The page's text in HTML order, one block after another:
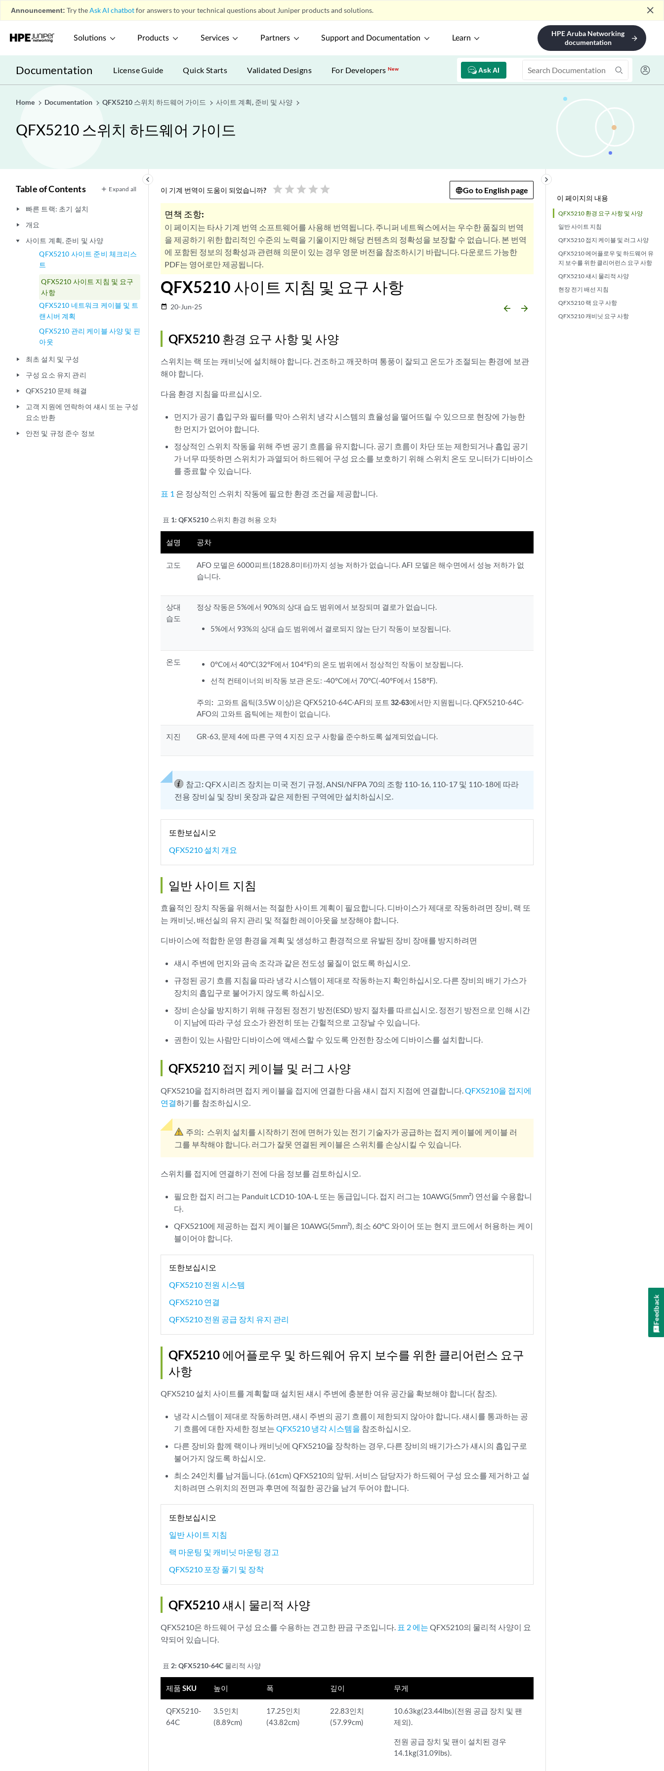
Announcement: Try theAsk AI chatbotfor answers to your technical questions about Juniper products and solutions. close
Solutions Products Services Partners Support and Documentation Learn
HPE Aruba Networking
documentation
arrow_forward
Documentation Ask AI
License Guide Quick Starts Validated Designs For DevelopersNew
Home Documentation QFX5210 스위치 하드웨어 가이드 사이트 계획, 준비 및 사양
QFX5210 스위치 하드웨어 가이드
keyboard_arrow_left
Table of Contents Expand all
play_arrow 빠른 트랙: 초기 설치
play_arrow 개요
play_arrow
사이트 계획, 준비 및 사양
QFX5210 사이트 준비 체크리스
트
QFX5210 사이트 지침 및 요구
사항
QFX5210 네트워크 케이블 및 트
랜시버 계획
QFX5210 관리 케이블 사양 및 핀
아웃
play_arrow 최초 설치 및 구성
play_arrow 구성 요소 유지 관리
play_arrow QFX5210 문제 해결
play_arrow
고객 지원에 연락하여 섀시 또는 구성
요소 반환
play_arrow 안전 및 규정 준수 정보
이 페이지의 내용
QFX5210 환경 요구 사항 및 사양
일반 사이트 지침
QFX5210 접지 케이블 및 러그 사양
QFX5210 에어플로우 및 하드웨어 유
지 보수를 위한 클리어런스 요구 사항
QFX5210 섀시 물리적 사양
현장 전기 배선 지침
QFX5210 랙 요구 사항
QFX5210 캐비닛 요구 사항
keyboard_arrow_right
이 기계 번역이 도움이 되었습니까? star star star star star Go to English page
면책 조항:
이 페이지는 타사 기계 번역 소프트웨어를 사용해 번역됩니다. 주니퍼 네트웍스에서는 우수한 품질의 번역
을 제공하기 위한 합리적인 수준의 노력을 기울이지만 해당 컨텐츠의 정확성을 보장할 수 없습니다. 본 번역
에 포함된 정보의 정확성과 관련해 의문이 있는 경우 영문 버전을 참조하시기 바랍니다. 다운로드 가능한
PDF는 영어로만 제공됩니다.
QFX5210 사이트 지침 및 요구 사항
date_range 20-Jun-25 arrow_backward arrow_forward
QFX5210 환경 요구 사항 및 사양
스위치는 랙 또는 캐비닛에 설치해야 합니다. 건조하고 깨끗하며 통풍이 잘되고 온도가 조절되는 환경에 보관
해야 합니다.
다음 환경 지침을 따르십시오.
먼지가 공기 흡입구와 필터를 막아 스위치 냉각 시스템의 효율성을 떨어뜨릴 수 있으므로 현장에 가능한
한 먼지가 없어야 합니다.
정상적인 스위치 작동을 위해 주변 공기 흐름을 유지합니다. 공기 흐름이 차단 또는 제한되거나 흡입 공기
가 너무 따뜻하면 스위치가 과열되어 하드웨어 구성 요소를 보호하기 위해 스위치 온도 모니터가 디바이스
를 종료할 수 있습니다.
표 1 은 정상적인 스위치 작동에 필요한 환경 조건을 제공합니다.
표 1: QFX5210 스위치 환경 허용 오차
설명 공차
고도
AFO 모델은 6000피트(1828.8미터)까지 성능 저하가 없습니다. AFI 모델은 해수면에서 성능 저하가 없
습니다.
상대
습도
정상 작동은 5%에서 90%의 상대 습도 범위에서 보장되며 결로가 없습니다.
5%에서 93%의 상대 습도 범위에서 결로되지 않는 단기 작동이 보장됩니다.
온도
0°C에서 40°C(32°F에서 104°F)의 온도 범위에서 정상적인 작동이 보장됩니다.
선적 컨테이너의 비작동 보관 온도: -40°C에서 70°C(-40°F에서 158°F).
주의: 고와트 옵틱(3.5W 이상)은 QFX5210-64C-AFI의 포트32-63에서만 지원됩니다.QFX5210-64C-
AFO의 고와트 옵틱에는 제한이 없습니다.
지진 GR-63, 문제 4에 따른 구역 4 지진 요구 사항을 준수하도록 설계되었습니다.
참고:QFX 시리즈 장치는 미국 전기 규정, ANSI/NFPA 70의 조항 110-16, 110-17 및 110-18에 따라
전용 장비실 및 장비 옷장과 같은 제한된 구역에만 설치하십시오.
또한보십시오
QFX5210 설치 개요
일반 사이트 지침
효율적인 장치 작동을 위해서는 적절한 사이트 계획이 필요합니다. 디바이스가 제대로 작동하려면 장비, 랙 또
는 캐비닛, 배선실의 유지 관리 및 적절한 레이아웃을 보장해야 합니다.
디바이스에 적합한 운영 환경을 계획 및 생성하고 환경적으로 유발된 장비 장애를 방지하려면
섀시 주변에 먼지와 금속 조각과 같은 전도성 물질이 없도록 하십시오.
규정된 공기 흐름 지침을 따라 냉각 시스템이 제대로 작동하는지 확인하십시오. 다른 장비의 배기 가스가
장치의 흡입구로 불어가지 않도록 하십시오.
장비 손상을 방지하기 위해 규정된 정전기 방전(ESD) 방지 절차를 따르십시오. 정전기 방전으로 인해 시간
이 지남에 따라 구성 요소가 완전히 또는 간헐적으로 고장날 수 있습니다.
권한이 있는 사람만 디바이스에 액세스할 수 있도록 안전한 장소에 디바이스를 설치합니다.
QFX5210 접지 케이블 및 러그 사양
QFX5210을 접지하려면 접지 케이블을 접지에 연결한 다음 섀시 접지 지점에 연결합니다. QFX5210을 접지에
연결하기를 참조하십시오.
주의: 스위치 설치를 시작하기 전에 면허가 있는 전기 기술자가 공급하는 접지 케이블에 케이블 러
그를 부착해야 합니다. 러그가 잘못 연결된 케이블은 스위치를 손상시킬 수 있습니다.
스위치를 접지에 연결하기 전에 다음 정보를 검토하십시오.
필요한 접지 러그는 Panduit LCD10-10A-L 또는 동급입니다. 접지 러그는 10AWG(5mm²) 연선을 수용합니
다.
QFX5210에 제공하는 접지 케이블은 10AWG(5mm²), 최소 60°C 와이어 또는 현지 코드에서 허용하는 케이
블이어야 합니다.
또한보십시오
QFX5210 전원 시스템
QFX5210 연결
QFX5210 전원 공급 장치 유지 관리
QFX5210 에어플로우 및 하드웨어 유지 보수를 위한 클리어런스 요구
사항
QFX5210 설치 사이트를 계획할 때 설치된 섀시 주변에 충분한 여유 공간을 확보해야 합니다( 참조).
냉각 시스템이 제대로 작동하려면, 섀시 주변의 공기 흐름이 제한되지 않아야 합니다. 섀시를 통과하는 공
기 흐름에 대한 자세한 정보는QFX5210 냉각 시스템을 참조하십시오.
다른 장비와 함께 랙이나 캐비닛에 QFX5210을 장착하는 경우, 다른 장비의 배기가스가 섀시의 흡입구로
불어가지 않도록 하십시오.
최소 24인치를 남겨둡니다. (61cm) QFX5210의 앞뒤. 서비스 담당자가 하드웨어 구성 요소를 제거하고 설
치하려면 스위치의 전면과 후면에 적절한 공간을 남겨 두어야 합니다.
또한보십시오
일반 사이트 지침
랙 마운팅 및 캐비닛 마운팅 경고
QFX5210 포장 풀기 및 장착
QFX5210 섀시 물리적 사양
QFX5210은 하드웨어 구성 요소를 수용하는 견고한 판금 구조입니다. 표 2 에는 QFX5210의 물리적 사양이 요
약되어 있습니다.
표 2: QFX5210-64C 물리적 사양
제품 SKU 높이 폭 깊이 무게
QFX5210-
64C
3.5인치
(8.89cm)
17.25인치
(43.82cm)
22.83인치
(57.99cm)
10.63kg(23.44lbs)(전원 공급 장치 및 팬
제외).
전원 공급 장치 및 팬이 설치된 경우
14.1kg(31.09lbs).
Feedback